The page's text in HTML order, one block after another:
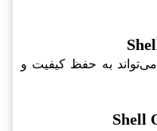
به حفظ کیفیت و